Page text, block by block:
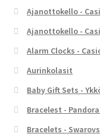
Ajanottokello -
Ajanottokello -
Alarm Clocks -
Aurinkolasit
Baby Gift Sets -
Bracelest -
Bracelets -